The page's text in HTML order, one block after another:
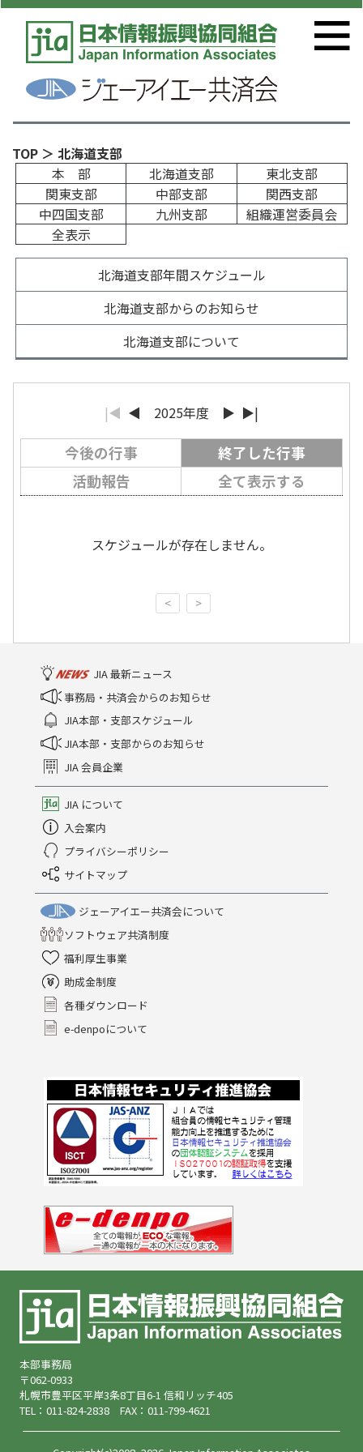
TOP ＞ 北海道支部
本 部
北海道支部
東北支部
関東支部
中部支部
関西支部
中四国支部
九州支部
組織運営委員会
全表示
北海道支部年間スケジュール
北海道支部からのお知らせ
北海道支部について
|◀ ◀ 2025年度 ▶ ▶|
今後の行事
終了した行事
活動報告
全て表示する
スケジュールが存在しません。
< >
JIA 最新ニュース
事務局・共済会からのお知らせ
JIA本部・支部スケジュール
JIA本部・支部からのお知らせ
JIA 会員企業
JIA について
入会案内
プライバシーポリシー
サイトマップ
ジェーアイエー共済会について
ソフトウェア共済制度
福利厚生事業
助成金制度
各種ダウンロード
e-denpoについて
本部事務局
〒062-0933
札幌市豊平区平岸3条8丁目6-1 信和リッチ405
TEL：011-824-2838 FAX：011-799-4621